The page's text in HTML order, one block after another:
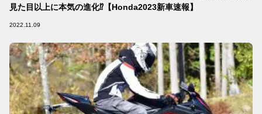
見た目以上に本気の進化⁉︎【Honda2023新車速報】
2022.11.09